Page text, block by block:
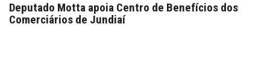
Deputado Motta apoia Centro de Benefícios dos
Comerciários de Jundiaí